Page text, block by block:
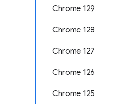
Chrome 129
Chrome 128
Chrome 127
Chrome 126
Chrome 125